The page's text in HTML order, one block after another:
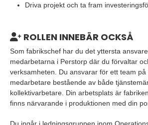
Driva projekt och ta fram
ROLLEN INNEBÄR OCKSÅ
Som fabrikschef har du det yttersta
medarbetarna i Perstorp där du förvaltar
verksamheten. Du ansvarar för ett team på
medarbetare bestående av både
kollektivarbetare. Din arbetsplats är
finns närvarande i produktionen med din